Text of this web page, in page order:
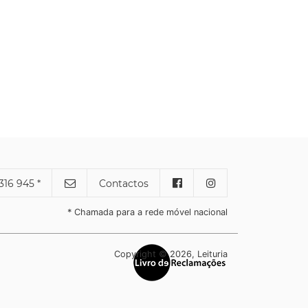
945 * Contactos
* Chamada para a rede móvel nacional
Copyright © 2026, Leituria